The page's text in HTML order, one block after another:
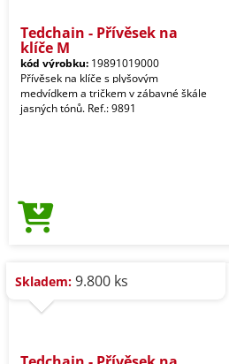
Tedchain - Přívěsek na
klíče M
kód výrobku: 19891019000
Přívěsek na klíče s plyšovým
medvídkem a tričkem v zábavné škále
jasných tónů. Ref.: 9891
Skladem: 9.800 ks